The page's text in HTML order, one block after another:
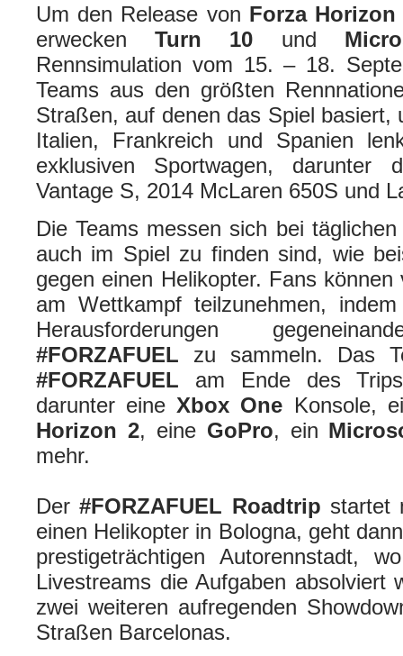
Um den Release von Forza Horizon
erweckenTurn 10 und
Rennsimulation vom 15. – 18.
Teams aus den größten
Straßen, auf denen das Spiel basiert,
Italien, Frankreich und Spanien
exklusiven Sportwagen, darunter
Vantage S, 2014 McLaren 650S und
Die Teams messen sich bei
auch im Spiel zu finden sind, wie
gegen einen Helikopter. Fans
am Wettkampf teilzunehmen,
Herausforderungen
#FORZAFUEL zu sammeln. Das
#FORZAFUEL am Ende des
darunter eine Xbox One Konsole,
Horizon 2, eine GoPro, ein
mehr.
Der#FORZAFUEL Roadtrip startet
einen Helikopter in Bologna, geht
prestigeträchtigen Autorennstadt,
Livestreams die Aufgaben absolviert
zwei weiteren aufregenden
Straßen Barcelonas.